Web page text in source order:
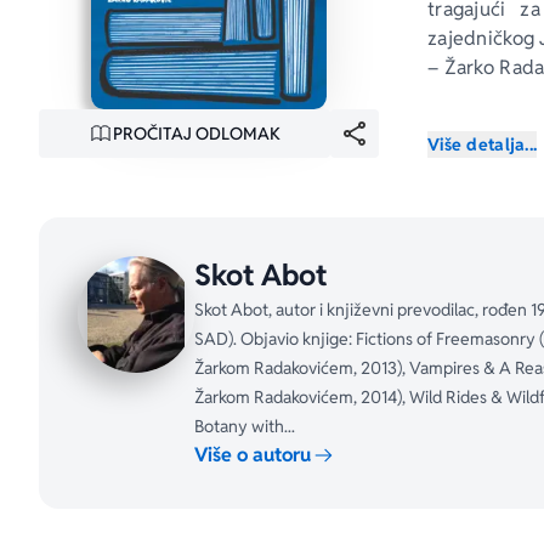
PROČITAJ ODLOMAK
tragajući
zajedničkog
– Žarko
ili Pravda za
Juti“. Reč
kada su u
godina
Sloveniju,
zajednička
Više detalja...
Skot Abot
Skot Abot, autor i književni prevodilac, rođen
SAD). Objavio knjige: Fictions of Freemasonry
Žarkom Radakovićem, 2013), Vampires & A
Žarkom Radakovićem, 2014), Wild Rides &
Botany with...
Više o autoru